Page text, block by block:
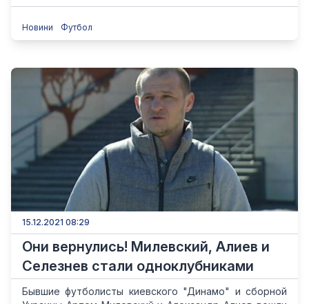
Новини Футбол
15.12.2021 08:29
Они вернулись! Милевский, Алиев и
Селезнев стали одноклубниками
Бывшие футболисты киевского "Динамо" и сборной